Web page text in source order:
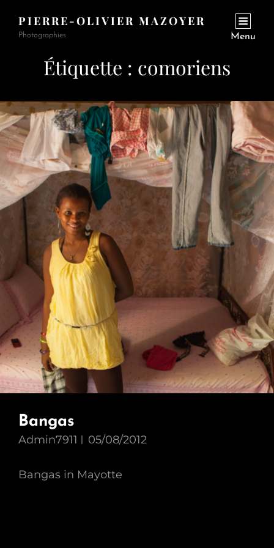
PIERRE-OLIVIER MAZOYER
Photographies Menu
Étiquette : comoriens
Bangas
Admin7911 05/08/2012
Bangas in Mayotte